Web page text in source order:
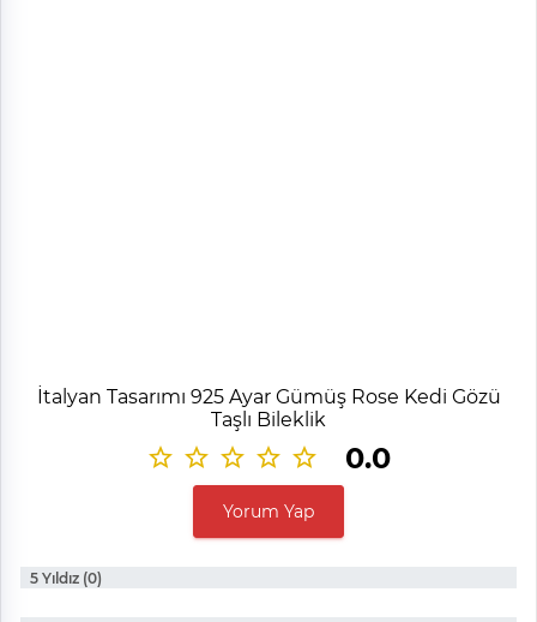
İtalyan Tasarımı 925 Ayar Gümüş Rose Kedi Gözü
Taşlı Bileklik
0.0
Yorum Yap
5 Yıldız (0)